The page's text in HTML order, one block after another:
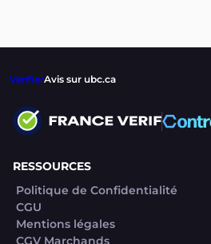
VerifierAvis sur ubc.ca
RESSOURCES
Politique de Confidentialité
CGU
Mentions légales
CGV Marchands